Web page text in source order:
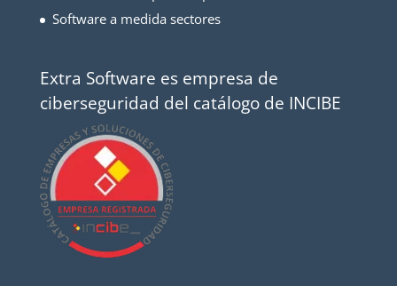
Software a medida sectores
Extra Software es empresa de
ciberseguridad del catálogo de INCIBE